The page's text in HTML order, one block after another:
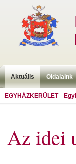
Aktuális Oldalaink
EGYHÁZKERÜLET
Az idei